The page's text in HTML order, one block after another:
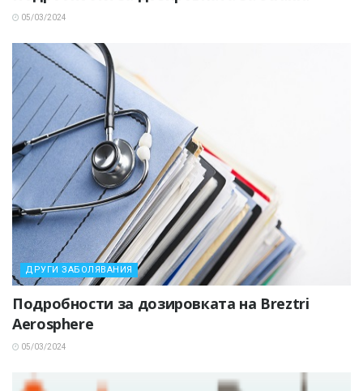
05/03/2024
ДРУГИ ЗАБОЛЯВАНИЯ
Подробности за дозировката на Breztri
Aerosphere
05/03/2024